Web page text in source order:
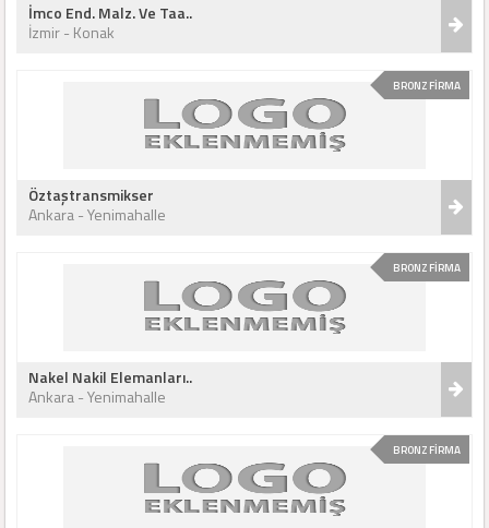
İmco End. Malz. Ve Taa..
İzmir - Konak
BRONZ FİRMA
Öztaştransmikser
Ankara - Yenimahalle
BRONZ FİRMA
Nakel Nakil Elemanları..
Ankara - Yenimahalle
BRONZ FİRMA